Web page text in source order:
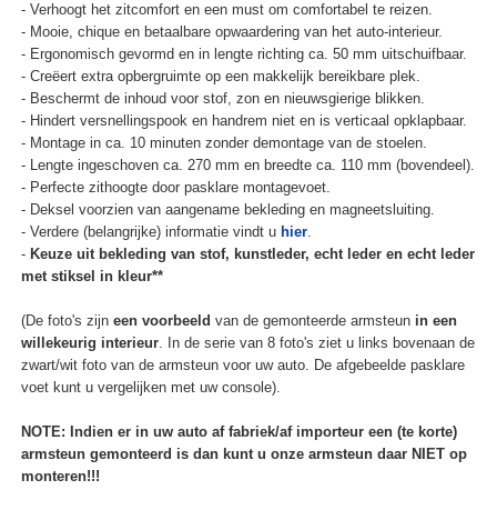
- Verhoogt het zitcomfort en een must om comfortabel te reizen.
- Mooie, chique en betaalbare opwaardering van het auto-interieur.
- Ergonomisch gevormd en in lengte richting ca. 50 mm uitschuifbaar.
- Creëert extra opbergruimte op een makkelijk bereikbare plek.
- Beschermt de inhoud voor stof, zon en nieuwsgierige blikken.
- Hindert versnellingspook en handrem niet en is verticaal opklapbaar.
- Montage in ca. 10 minuten zonder demontage van de stoelen.
- Lengte ingeschoven ca. 270 mm en breedte ca. 110 mm (bovendeel).
- Perfecte zithoogte door pasklare montagevoet.
- Deksel voorzien van aangename bekleding en magneetsluiting.
- Verdere (belangrijke) informatie vindt u hier.
- Keuze uit bekleding van stof, kunstleder, echt leder en echt leder
met stiksel in kleur**
(De foto's zijn een voorbeeld van de gemonteerde armsteun in een
willekeurig interieur. In de serie van 8 foto's ziet u links bovenaan de
zwart/wit foto van de armsteun voor uw auto. De afgebeelde pasklare
voet kunt u vergelijken met uw console).
NOTE: Indien er in uw auto af fabriek/af importeur een (te korte)
armsteun gemonteerd is dan kunt u onze armsteun daar NIET op
monteren!!!